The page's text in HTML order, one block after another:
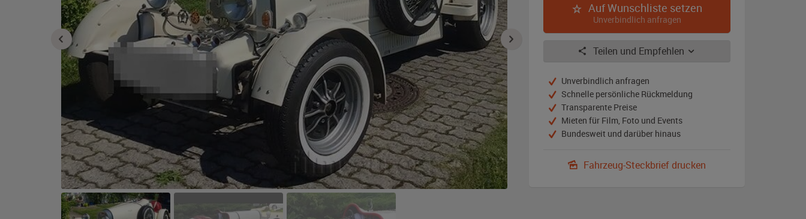
Auf Wunschliste setzen
Unverbindlich anfragen
Teilen und Empfehlen
Unverbindlich anfragen
Schnelle persönliche Rückmeldung
Transparente Preise
Mieten für Film, Foto und Events
Bundesweit und darüber hinaus
Fahrzeug-Steckbrief drucken